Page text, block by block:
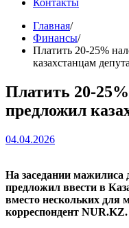
Контакты
Главная
Финансы
Платить 20-25%
казахстанцам
Платить 20-
предложил
04.04.2026
На заседании
предложил ввести в
вместо нескольких для
корреспондент NUR.KZ.